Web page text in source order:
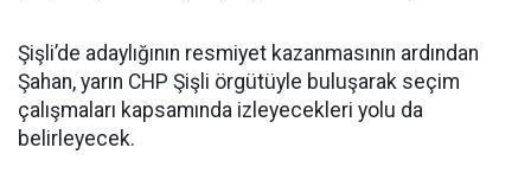
Şişli’de adaylığının resmiyet kazanmasının ardından
Şahan, yarın CHP Şişli örgütüyle buluşarak seçim
çalışmaları kapsamında izleyecekleri yolu da
belirleyecek.